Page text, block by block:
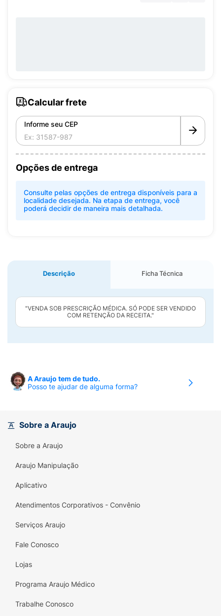
Calcular frete
Informe seu CEP
Opções de entrega
Consulte pelas opções de entrega disponíveis para a
localidade desejada. Na etapa de entrega, você
poderá decidir de maneira mais detalhada.
Descrição Ficha Técnica
"VENDA SOB PRESCRIÇÃO MÉDICA. SÓ PODE SER VENDIDO
COM RETENÇÃO DA RECEITA."
A Araujo tem de tudo.
Posso te ajudar de alguma forma?
Sobre a Araujo
Sobre a Araujo
Araujo Manipulação
Aplicativo
Atendimentos Corporativos - Convênio
Serviços Araujo
Fale Conosco
Lojas
Programa Araujo Médico
Trabalhe Conosco